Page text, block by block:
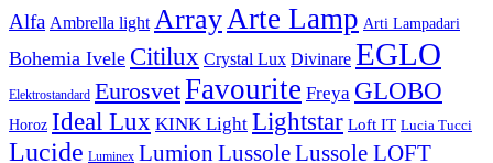
Alfa Ambrella light Array Arte Lamp Arti Lampadari
Bohemia Ivele Citilux Crystal Lux Divinare EGLO
Elektrostandard EurosvetFavourite Freya GLOBO
Horoz Ideal Lux KINK Light Lightstar Loft IT Lucia Tucci
Lucide Luminex Lumion LussoleLussole LOFT